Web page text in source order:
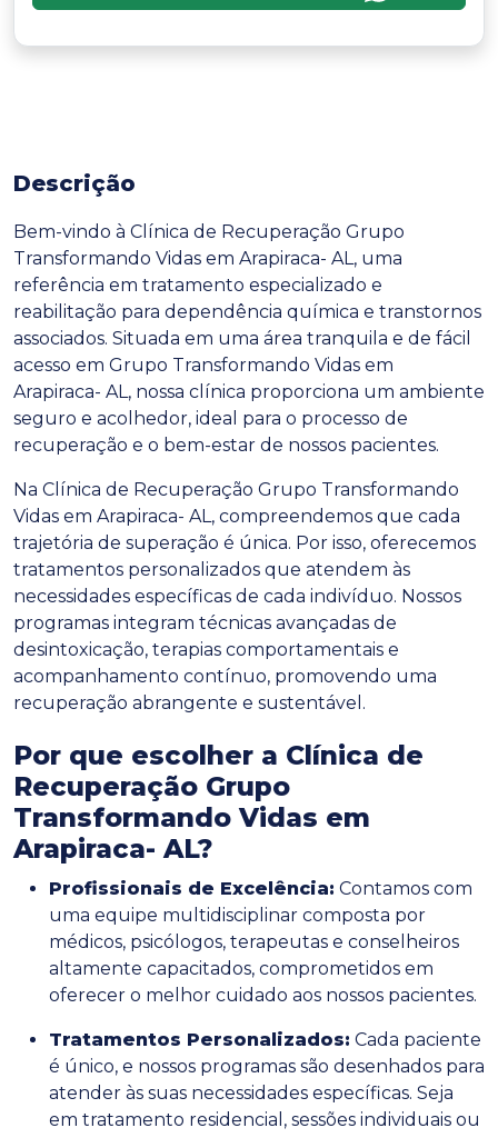
Descrição
Bem-vindo à Clínica de Recuperação Grupo
Transformando Vidas em Arapiraca- AL, uma
referência em tratamento especializado e
reabilitação para dependência química e transtornos
associados. Situada em uma área tranquila e de fácil
acesso em Grupo Transformando Vidas em
Arapiraca- AL, nossa clínica proporciona um ambiente
seguro e acolhedor, ideal para o processo de
recuperação e o bem-estar de nossos pacientes.
Na Clínica de Recuperação Grupo Transformando
Vidas em Arapiraca- AL, compreendemos que cada
trajetória de superação é única. Por isso, oferecemos
tratamentos personalizados que atendem às
necessidades específicas de cada indivíduo. Nossos
programas integram técnicas avançadas de
desintoxicação, terapias comportamentais e
acompanhamento contínuo, promovendo uma
recuperação abrangente e sustentável.
Por que escolher a Clínica de
Recuperação Grupo
Transformando Vidas em
Arapiraca- AL?
Profissionais de Excelência: Contamos com
uma equipe multidisciplinar composta por
médicos, psicólogos, terapeutas e conselheiros
altamente capacitados, comprometidos em
oferecer o melhor cuidado aos nossos pacientes.
Tratamentos Personalizados: Cada paciente
é único, e nossos programas são desenhados para
atender às suas necessidades específicas. Seja
em tratamento residencial, sessões individuais ou